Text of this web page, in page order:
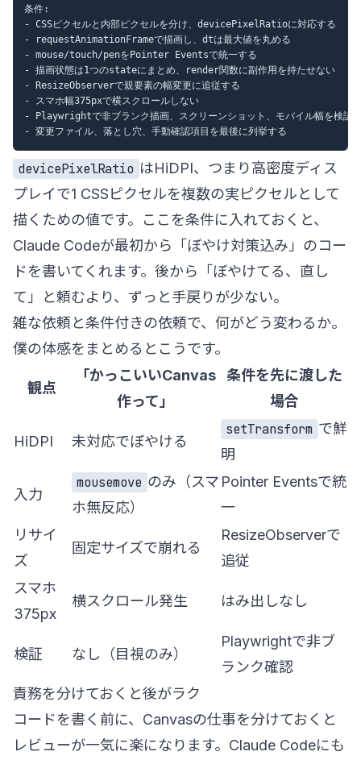
条件:
- CSSピクセルと内部ピクセルを分け、devicePixelRatioに対応する
- requestAnimationFrameで描画し、dtは最大値を丸める
- mouse/touch/penをPointer Eventsで統一する
- 描画状態は1つのstateにまとめ、render関数に副作用を持たせない
- ResizeObserverで親要素の幅変更に追従する
- スマホ幅375pxで横スクロールしない
- Playwrightで非ブランク描画、スクリーンショット、モバイル幅を検証
devicePixelRatio はHiDPI、つまり高密度ディス
プレイで1 CSSピクセルを複数の実ピクセルとして
描くための値です。ここを条件に入れておくと、
Claude Codeが最初から「ぼやけ対策込み」のコー
ドを書いてくれます。後から「ぼやけてる、直し
て」と頼むより、ずっと手戻りが少ない。
雑な依頼と条件付きの依頼で、何がどう変わるか。
僕の体感をまとめるとこうです。
観点
「かっこいいCanvas
作って」
条件を先に渡した
場合
HiDPI 未対応でぼやける
setTransform で鮮
明
入力
mousemove のみ（スマ
ホ無反応）
Pointer Eventsで統
一
リサイ
ズ
固定サイズで崩れる
ResizeObserverで
追従
スマホ
375px
横スクロール発生 はみ出しなし
検証 なし（目視のみ）
Playwrightで非ブ
ランク確認
責務を分けておくと後がラク
コードを書く前に、Canvasの仕事を分けておくと
レビューが一気に楽になります。Claude Codeにも